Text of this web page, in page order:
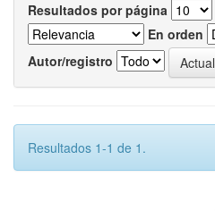
Resultados por página
En orden
Autor/registro
Resultados 1-1 de 1.